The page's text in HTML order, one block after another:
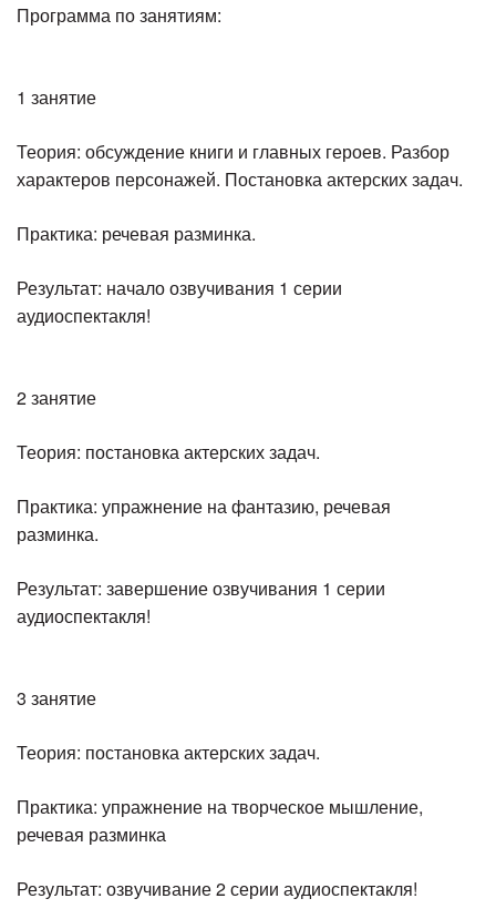
Программа по занятиям:
1 занятие
Теория: обсуждение книги и главных героев. Разбор
характеров персонажей. Постановка актерских задач.
Практика: речевая разминка.
Результат: начало озвучивания 1 серии
аудиоспектакля!
2 занятие
Теория: постановка актерских задач.
Практика: упражнение на фантазию, речевая
разминка.
Результат: завершение озвучивания 1 серии
аудиоспектакля!
3 занятие
Теория: постановка актерских задач.
Практика: упражнение на творческое мышление,
речевая разминка
Результат: озвучивание 2 серии аудиоспектакля!